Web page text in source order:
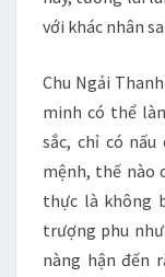
với khác nhân
Chu Ngải
minh có thể
sắc, chỉ có
mệnh, thế nào
thực là không
trượng phu
nàng hận đến